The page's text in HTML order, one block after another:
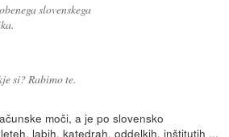
slovenskega
si? Rabimo te.
moči, a je po slovensko
labih, katedrah, oddelkih, inštitutih ...